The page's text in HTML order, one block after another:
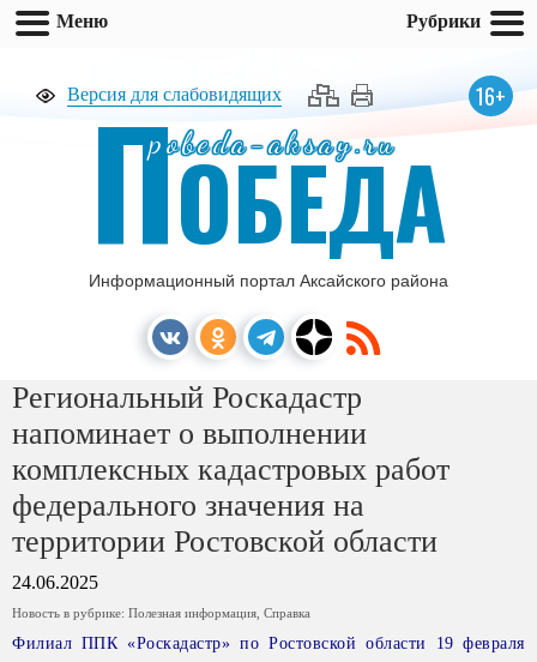
Версия для слабовидящих 16+
pobeda-aksay.ru
ПОБЕДА
Информационный портал Аксайского района
Региональный Роскадастр
напоминает о выполнении
комплексных кадастровых работ
федерального значения на
территории Ростовской области
24.06.2025
Новость в рубрике: Полезная информация Справка
Филиал ППК «Роскадастр» по Ростовской области 19 февраля
Меню Рубрики